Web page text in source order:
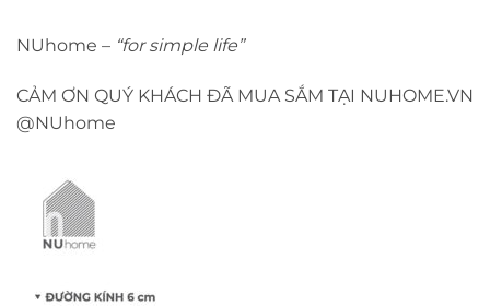
NUhome – “for simple life”
CẢM ƠN QUÝ KHÁCH ĐÃ MUA SẮM TẠI NUHOME.VN
@NUhome